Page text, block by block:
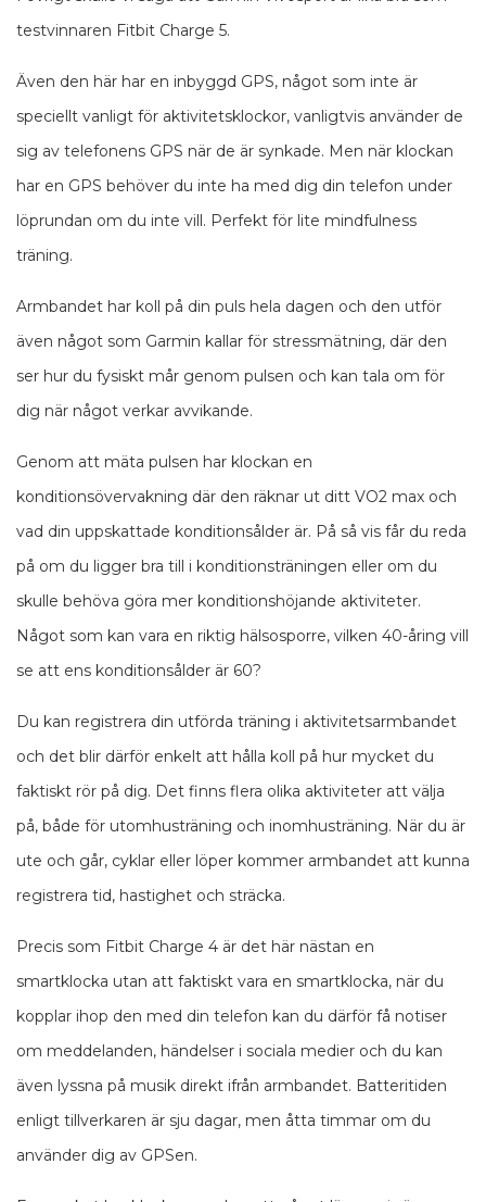
testvinnaren Fitbit Charge 5.
Även den här har en inbyggd GPS, något som inte är
speciellt vanligt för aktivitetsklockor, vanligtvis använder de
sig av telefonens GPS när de är synkade. Men när klockan
har en GPS behöver du inte ha med dig din telefon under
löprundan om du inte vill. Perfekt för lite mindfulness
träning.
Armbandet har koll på din puls hela dagen och den utför
även något som Garmin kallar för stressmätning, där den
ser hur du fysiskt mår genom pulsen och kan tala om för
dig när något verkar avvikande.
Genom att mäta pulsen har klockan en
konditionsövervakning där den räknar ut ditt VO2 max och
vad din uppskattade konditionsålder är. På så vis får du reda
på om du ligger bra till i konditionsträningen eller om du
skulle behöva göra mer konditionshöjande aktiviteter.
Något som kan vara en riktig hälsosporre, vilken 40-åring vill
se att ens konditionsålder är 60?
Du kan registrera din utförda träning i aktivitetsarmbandet
och det blir därför enkelt att hålla koll på hur mycket du
faktiskt rör på dig. Det finns flera olika aktiviteter att välja
på, både för utomhusträning och inomhusträning. När du är
ute och går, cyklar eller löper kommer armbandet att kunna
registrera tid, hastighet och sträcka.
Precis som Fitbit Charge 4 är det här nästan en
smartklocka utan att faktiskt vara en smartklocka, när du
kopplar ihop den med din telefon kan du därför få notiser
om meddelanden, händelser i sociala medier och du kan
även lyssna på musik direkt ifrån armbandet. Batteritiden
enligt tillverkaren är sju dagar, men åtta timmar om du
använder dig av GPSen.